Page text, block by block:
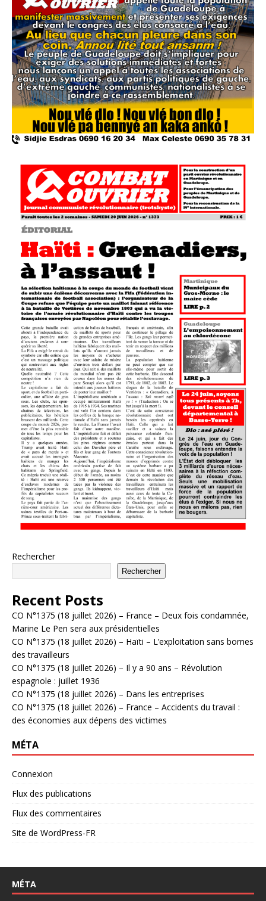
Rechercher
Rechercher
Recent Posts
CO N°1375 (18 juillet 2026) – France – Deux fois condamnée,
Marine Le Pen sera aux présidentielles
CO N°1375 (18 juillet 2026) – Haïti – L’exploitation sans bornes
des travailleurs
CO N°1375 (18 juillet 2026) – Il y a 90 ans – Révolution
espagnole : juillet 1936
CO N°1375 (18 juillet 2026) – Dans les entreprises
CO N°1375 (18 juillet 2026) – France – Accidents du travail :
des économies aux dépens des victimes
MÉTA
Connexion
Flux des publications
Flux des commentaires
Site de WordPress-FR
MÉTA